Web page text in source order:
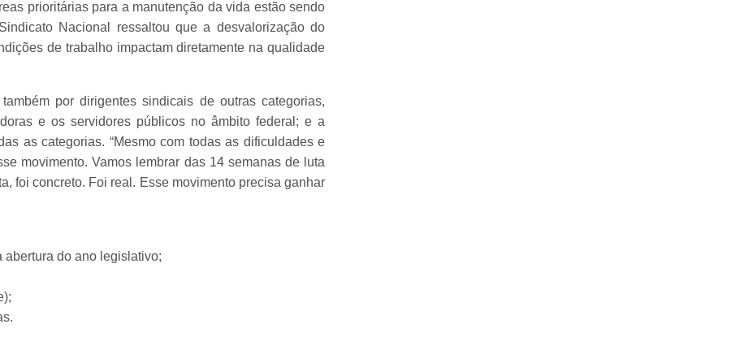
prioritárias para a manutenção da vida estão sendo
Nacional ressaltou que a desvalorização do
de trabalho impactam diretamente na qualidade
por dirigentes sindicais de outras categorias,
e os servidores públicos no âmbito federal; e a
as categorias. “Mesmo com todas as dificuldades e
movimento. Vamos lembrar das 14 semanas de luta
foi concreto. Foi real. Esse movimento precisa ganhar
abertura do ano legislativo;